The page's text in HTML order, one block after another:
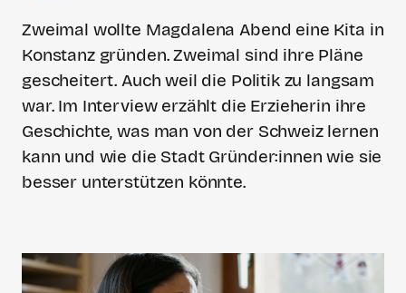
Zweimal wollte Magdalena Abend eine Kita in
Konstanz gründen. Zweimal sind ihre Pläne
gescheitert. Auch weil die Politik zu langsam
war. Im Interview erzählt die Erzieherin ihre
Geschichte, was man von der Schweiz lernen
kann und wie die Stadt Gründer:innen wie sie
besser unterstützen könnte.